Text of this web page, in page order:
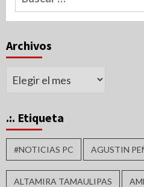
Archivos
Archivos
.:. Etiqueta
#NOTICIAS PC AGUSTIN
ALTAMIRA TAMAULIPAS